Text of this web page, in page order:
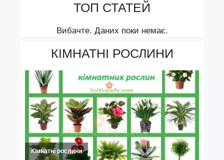
ТОП СТАТЕЙ
Вибачте. Даних поки немає.
КІМНАТНІ РОСЛИНИ